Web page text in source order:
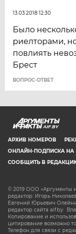
13.03.2018 12:30
Было
риелторами,
повлиять
Брест
ВОПРОС-ОТВЕТ
AIF.BY
АРХИВ НОМЕРОВ
ОНЛАЙН-ПОДПИСКА
СООБЩИТЬ В
© 2019 ООО «Аргументы
редактор: Игорь
Евгений Юрьевич
редактор сайта aif.by:
Копирование и
цитирование возможно
Телефон для связи с